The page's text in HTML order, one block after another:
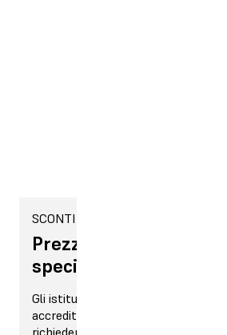
SCONTI
Prezzi
speciali
Gli istituti formativi
accreditati possono
richiedere un prezzo